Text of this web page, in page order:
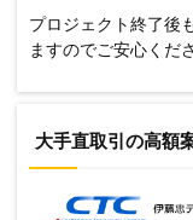
プロジェクト終了後
ますのでご安心くだ
大手直取引の高額